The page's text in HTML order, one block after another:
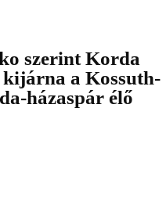
szerint Korda
a Kossuth-
házaspár élő